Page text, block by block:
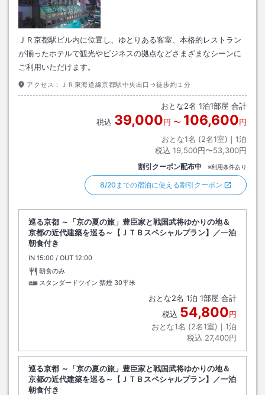
ＪＲ京都駅ビル内に位置し、ゆとりある客室、本格的レストラン
が揃ったホテルで観光やビジネスの拠点などさまざまなシーンに
ご利用いただけます。
アクセス： ＪＲ東海道線京都駅中央出口→徒歩約１分
おとな2名 1泊1部屋 合計
税込 39,000円 〜 106,600円
おとな1名 (2名1室)｜ 1泊
税込 19,500円〜53,300円
割引クーポン配布中 ※利用条件あり
8/20までの宿泊に使える割引クーポン
巡る京都 ～「京の夏の旅」豊臣家と戦国武将ゆかりの地＆
京都の近代建築を巡る～【ＪＴＢスペシャルプラン】／一泊
朝食付き
IN チェックイン
15:00 / OUT チェックアウト
12:00
朝食のみ
スタンダードツイン 禁煙 30平米
おとな2名 1泊 1部屋 合計
税込 54,800円
おとな1名 (2名1室)｜ 1泊
税込 27,400円
巡る京都 ～「京の夏の旅」豊臣家と戦国武将ゆかりの地＆
京都の近代建築を巡る～【ＪＴＢスペシャルプラン】／一泊
朝食付き